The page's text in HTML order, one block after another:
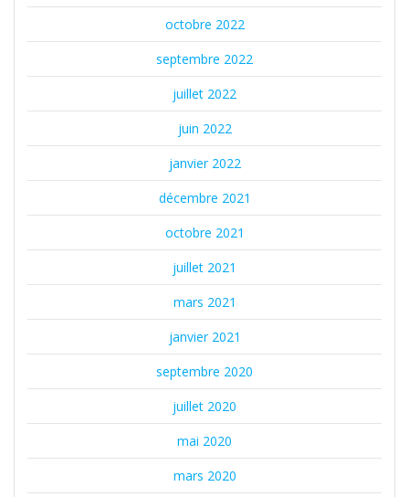
octobre 2022
septembre 2022
juillet 2022
juin 2022
janvier 2022
décembre 2021
octobre 2021
juillet 2021
mars 2021
janvier 2021
septembre 2020
juillet 2020
mai 2020
mars 2020